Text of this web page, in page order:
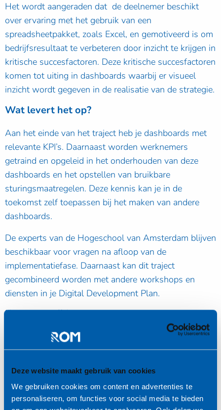
Deze website maakt gebruik van cookies
We gebruiken cookies om content en advertenties te
personaliseren, om functies voor social media te bieden
Het wordt aangeraden dat de deelnemer beschikt
over ervaring met het gebruik van een
spreadsheetpakket, zoals Excel, en gemotiveerd is om
bedrijfsresultaat te verbeteren door inzicht te krijgen in
kritische succesfactoren. Deze kritische succesfactoren
komen tot uiting in dashboards waarbij er visueel
inzicht wordt gegeven in de realisatie van de strategie.
Wat levert het op?
Aan het einde van het traject heb je dashboards met
relevante KPI’s. Daarnaast worden werknemers
getraind en opgeleid in het onderhouden van deze
dashboards en het opstellen van bruikbare
sturingsmaatregelen. Deze kennis kan je in de
toekomst zelf toepassen bij het maken van andere
dashboards.
De experts van de Hogeschool van Amsterdam blijven
beschikbaar voor vragen na afloop van de
implementatiefase. Daarnaast kan dit traject
gecombineerd worden met andere workshops en
diensten in je Digital Development Plan.
Kosten en tijd
De workshops worden kosteloos aangeboden als
onderdeel van het EDIH Digital Hub Noordwest
tijd en energie. De deelnemer besteed 1 volle dag aan
het traject.